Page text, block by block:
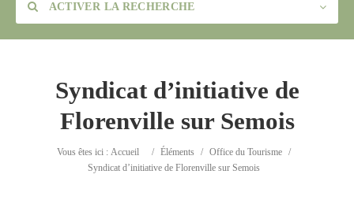
ACTIVER LA RECHERCHE
Catégorie
Syndicat d’initiative de
Florenville sur Semois
Vous êtes ici : Accueil / Éléments / Office du Tourisme /
Syndicat d’initiative de Florenville sur Semois